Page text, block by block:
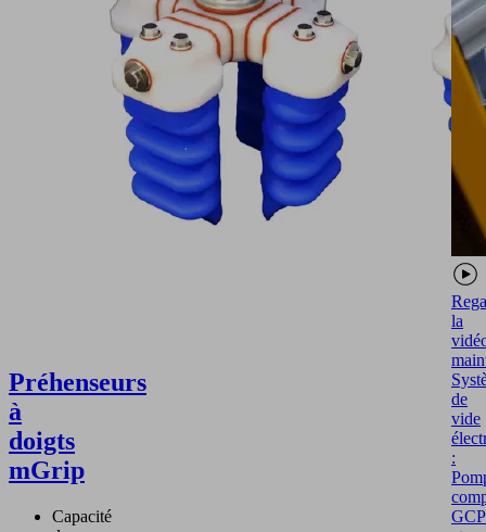
Préhenseurs
à
doigts
mGrip
Capacité
la
de
vide
: